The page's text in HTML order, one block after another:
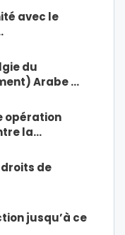
avec le
du
Arabe …
opération
la…
de
jusqu’à ce